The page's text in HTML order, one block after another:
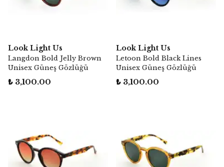
Look Light Us
Langdon Bold Jelly Brown
Unisex Güneş Gözlüğü
₺ 3,100.00
Look Light Us
Letoon Bold Black Lines
Unisex Güneş Gözlüğü
₺ 3,100.00